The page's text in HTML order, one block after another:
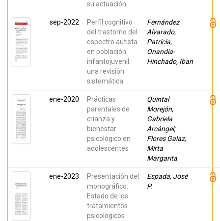
su actuación
sep-2022
Perfil cognitivo
del trastorno del
espectro autista
en población
infantojuvenil:
una revisión
sistemática
Fernández
Alvarado,
Patricia;
Onandia-
Hinchado, Iban
ene-2020
Prácticas
parentales de
crianza y
bienestar
psicológico en
adolescentes
Quintal
Morejón,
Gabriela
Arcángel;
Flores Galaz,
Mirta
Margarita
ene-2023
Presentación del
monográfico:
Estado de los
tratamientos
psicológicos
Espada, José
P.